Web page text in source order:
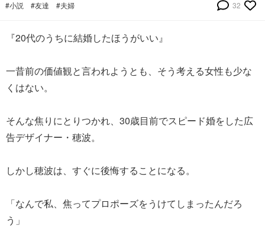
#小説
#友達 #夫婦 32
『20代のうちに結婚したほうがいい』
一昔前の価値観と言われようとも、そう考える女性も少な
くはない。
そんな焦りにとりつかれ、30歳目前でスピード婚をした広
告デザイナー・穂波。
しかし穂波は、すぐに後悔することになる。
「なんで私、焦ってプロポーズをうけてしまったんだろ
う」